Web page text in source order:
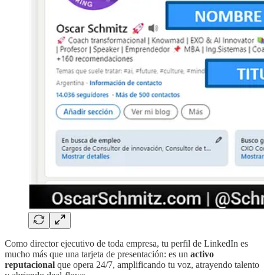
Como director ejecutivo de toda empresa, tu perfil de LinkedIn es
mucho más que una tarjeta de presentación: es un activo
reputacional que opera 24/7, amplificando tu voz, atrayendo talento